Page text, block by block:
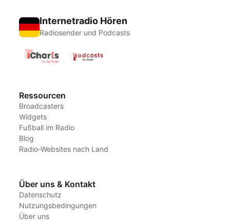
Internetradio Hören
Radiosender und Podcasts
Ressourcen
Broadcasters
Widgets
Fußball im Radio
Blog
Radio-Websites nach Land
Über uns & Kontakt
Datenschutz
Nutzungsbedingungen
Über uns